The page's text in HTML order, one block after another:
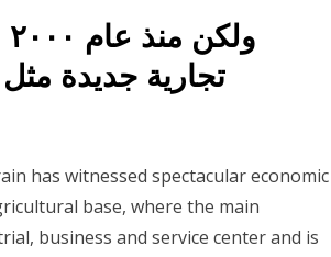
تجارية جديدة
has witnessed spectacular economic
base, where the main
business and service center and is